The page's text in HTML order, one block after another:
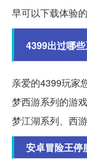
早可以下载体验
4399出过哪
亲爱的4399玩家
梦西游系列的游
梦江湖系列、西
安卓冒险王停